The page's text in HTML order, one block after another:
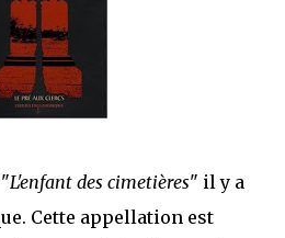
: tant l’univers que les protagonistes
L'enfant des cimetières" il y a
Cette appellation est